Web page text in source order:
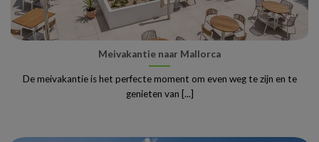
Meivakantie naar Mallorca
De meivakantie is het perfecte moment om even weg te zijn en te
genieten van [...]